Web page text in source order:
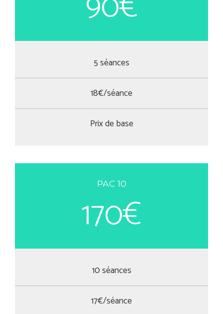
5 séances
18€/séance
Prix de base
PAC 10
170€
10 séances
17€/séance